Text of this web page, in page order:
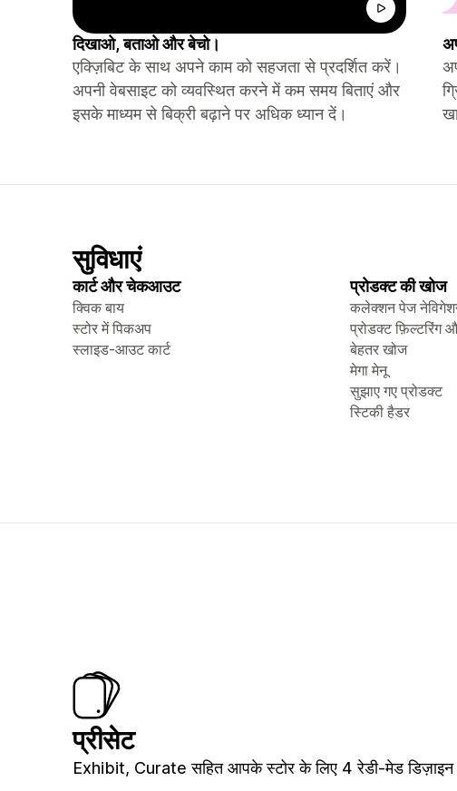
दिखाओ, बताओ और बेचो।
एक्ज़िबिट के साथ अपने काम को सहजता से प्रदर्शित करें।
अपनी वेबसाइट को व्यवस्थित करने में कम समय बिताएं और
इसके माध्यम से बिक्री बढ़ाने पर अधिक ध्यान दें।
सुविधाएं
कार्ट और चेकआउट
क्विक बाय
स्टोर में पिकअप
स्लाइड-आउट कार्ट
प्रोडक्ट की खोज
कलेक्शन पेज
प्रोडक्ट फ़िल्टरिंग
बेहतर खोज
मेगा मेनू
सुझाए गए प्रोडक्ट
स्टिकी हैडर
प्रीसेट
Exhibit, Curate सहित आपके स्टोर के लिए 4 रेडी-मेड